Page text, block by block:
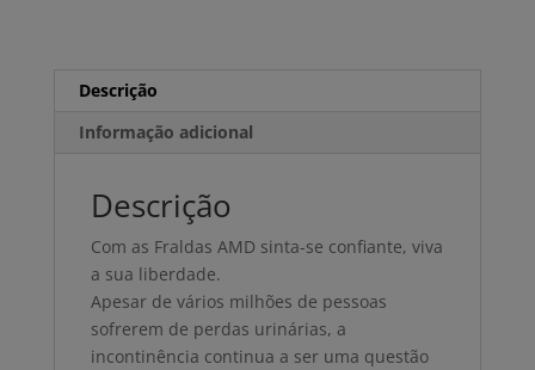
Descrição
Informação adicional
Descrição
Com as Fraldas AMD sinta-se confiante, viva
a sua liberdade.
Apesar de vários milhões de pessoas
sofrerem de perdas urinárias, a
incontinência continua a ser uma questão